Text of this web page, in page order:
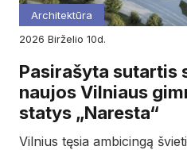
Architektūra
2026
birželio 10d.
Pasirašyta sutartis
naujos Vilniaus
statys „Naresta“
Vilnius tęsia ambicingą